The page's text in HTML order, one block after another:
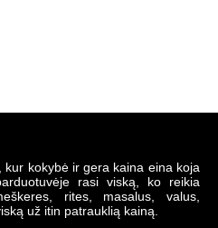
kokybė ir gera kaina eina koja
rasi viską, ko reikia
rites, masalus, valus,
už itin patrauklią kainą.